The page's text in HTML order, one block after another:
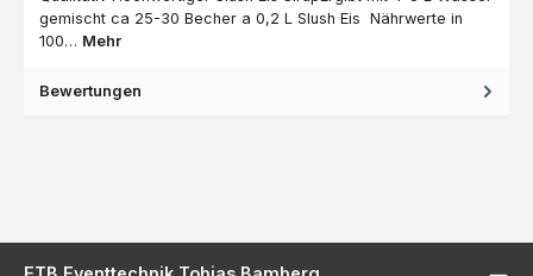
gemischt ca 25-30 Becher a 0,2 L Slush Eis Nährwerte in
100… Mehr
Bewertungen